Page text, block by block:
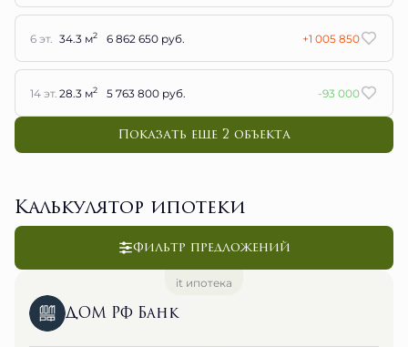
6 эт. 34.3 м2 6 862 650 руб. +1 005 850
14 эт. 28.3 м2 5 763 800 руб. -93 000
Показать еще 2 объектa
Калькулятор ипотеки
Фильтр предложений
it ипотека
ДОМ РФ Банк